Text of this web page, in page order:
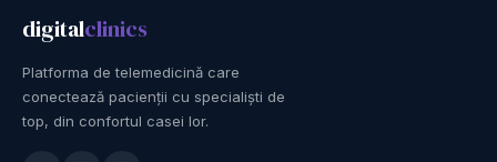
digitalclinics
Platforma de telemedicină care
conectează pacienții cu specialiști de
top, din confortul casei lor.